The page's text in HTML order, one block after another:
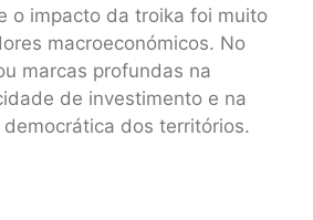
o impacto da troika foi muito
macroeconómicos. No
marcas profundas na
de investimento e na
dos territórios.